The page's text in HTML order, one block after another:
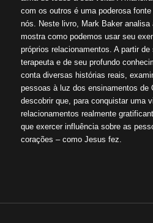
com os outros é uma poderosa
nós. Neste livro, Mark Baker
mostra como podemos usar seu
próprios relacionamentos. A partir
terapeuta e de seu profundo
conta diversas histórias reais,
pessoas à luz dos ensinamentos de
descobrir que, para conquistar uma
relacionamentos realmente
que exercer influência sobre as
corações – como Jesus fez.